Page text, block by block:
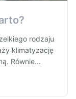
rodzaju
klimatyzację
Równie...